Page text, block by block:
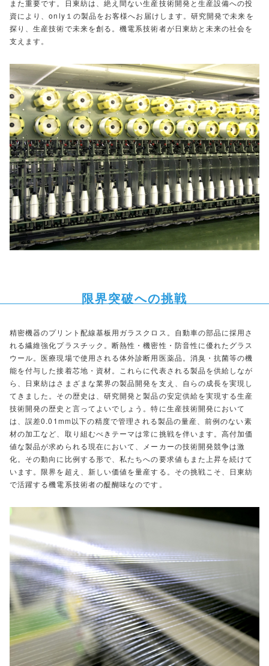
Why
Value
People
社員紹介
Location
福島Life
マイページログインはこちら！
27卒 28卒
28卒
また重要です。日東紡は、絶え間ない生産技術開発と生産設備への投
資により、only１の製品をお客様へお届けします。研究開発で未来を
探り、生産技術で未来を創る。機電系技術者が日東紡と未来の社会を
支えます。
限界突破への挑戦
精密機器のプリント配線基板用ガラスクロス。自動車の部品に採用さ
れる繊維強化プラスチック。断熱性・機密性・防音性に優れたグラス
ウール。医療現場で使用される体外診断用医薬品。消臭・抗菌等の機
能を付与した接着芯地・資材。これらに代表される製品を供給しなが
ら、日東紡はさまざまな業界の製品開発を支え、自らの成長を実現し
てきました。その歴史は、研究開発と製品の安定供給を実現する生産
技術開発の歴史と言ってよいでしょう。特に生産技術開発において
は、誤差0.01mm以下の精度で管理される製品の量産、前例のない素
材の加工など、取り組むべきテーマは常に挑戦を伴います。高付加価
値な製品が求められる現在において、メーカーの技術開発競争は激
化。その動向に比例する形で、私たちへの要求値もまた上昇を続けて
います。限界を超え、新しい価値を量産する。その挑戦こそ、日東紡
で活躍する機電系技術者の醍醐味なのです。